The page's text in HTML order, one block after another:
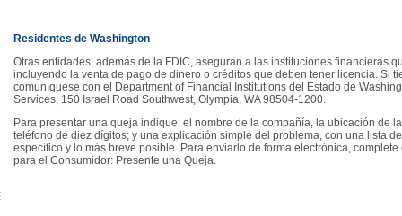
Residentes de Washington
Otras entidades, además de la FDIC, aseguran a las instituciones financieras
incluyendo la venta de pago de dinero o créditos que deben tener licencia. Si
comuníquese con el Department of Financial Institutions del Estado de
Services, 150 Israel Road Southwest, Olympia, WA 98504-1200.
Para presentar una queja indique: el nombre de la compañía, la ubicación de
teléfono de diez dígitos; y una explicación simple del problema, con una lista
específico y lo más breve posible. Para enviarlo de forma electrónica,
para el Consumidor: Presente una Queja.